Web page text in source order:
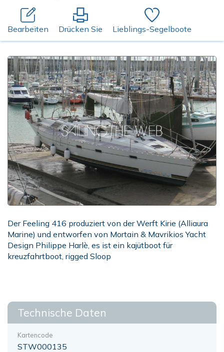
Bearbeiten Drücken Sie Lieblings-Segelboote
Der Feeling 416 produziert von der Werft Kirie (Alliaura
Marine) und entworfen von Mortain & Mavrikios Yacht
Design Philippe Harlè, es ist ein kajütboot für
kreuzfahrtboot, rigged Sloop
Technische Daten
Kartencode
STW000135